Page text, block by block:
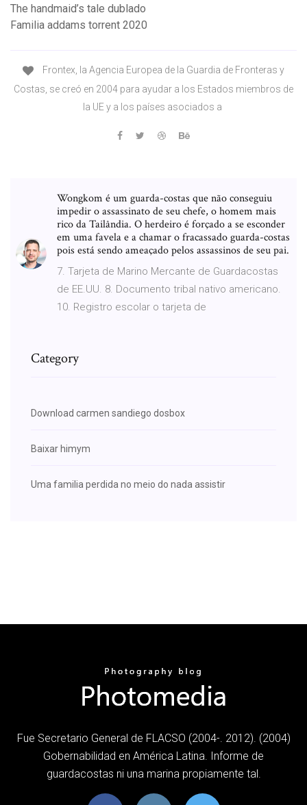
The handmaid’s tale dublado
Familia addams torrent 2020
Frontex, la Agencia Europea de la Guardia de Fronteras y
Costas, se creó en 2004 para ayudar a los Estados miembros de
la UE y a los países asociados a
Wongkom é um guarda-costas que não conseguiu
impedir o assassinato de seu chefe, o homem mais
rico da Tailândia. O herdeiro é forçado a se esconder
em uma favela e a chamar o fracassado guarda-costas
pois está sendo ameaçado pelos assassinos de seu pai.
7. Tarjeta de Marino Mercante de Guardacostas
de EE.UU. 8. Documento tribal nativo americano.
10. Registro escolar o tarjeta de
Category
Download carmen sandiego dosbox
Baixar himym
Uma familia perdida no meio do nada assistir
Fue Secretario General de FLACSO (2004-. 2012). (2004)
Gobernabilidad en América Latina. Informe de
guardacostas ni una marina propiamente tal.